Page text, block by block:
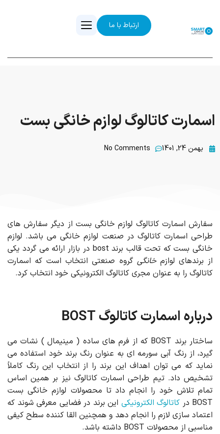
ارتباط با ما
اسمارت کاتالوگ لوازم خانگی بست
بهمن 24, 1401 No Comments
سفارش اسمارت کاتالوگ لوازم خانگی بست از دیگر سفارش های
طراحی اسمارت کاتالوگ در صنعت لوازم خانگی می باشد. لوازم
خانگی بست که تحت قالب برند bost در بازار ارائه می گردد یکی
از برندهای لوازمخانگی گروه صنعتی انتخاب است که اسمارت
کاتالوگ را به عنوان مجری کاتالوگ الکترونیکی خود انتخاب کرد.
درباره اسمارت کاتالوگ BOST
ساختار برند BOST که از فرم های ساده ( مینیمال ) نشات می
گیرد، از رنگ آبی سورمه ای به عنوان رنگ برند خود استفاده می
نماید که می توان اهداف این برند را از انتخاب این رنگ کاملاً
تشخیص داد. تیم طراحی اسمارت کاتالوگ نیز بر همین اساس
تمام تلاش خود را انجام داد تا محصولات لوازم خانگی بست
BOST در
کاتالوگ الکترونیکی این برند در فضایی معرفی شوند که
اعتماد سازی لازم را انجام دهد و همچنین القا کننده سطح کیفی
مناسبی از محصولات BOST داشته باشد.